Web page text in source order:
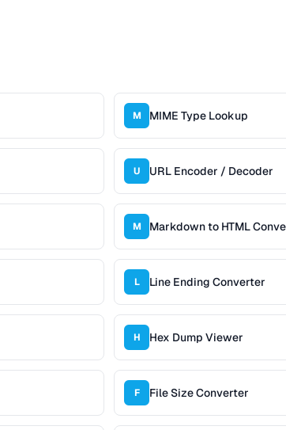
M MIME Type Lookup
U URL Encoder / Decoder
M Markdown to HTML
L Line Ending Converter
H Hex Dump Viewer
F File Size Converter